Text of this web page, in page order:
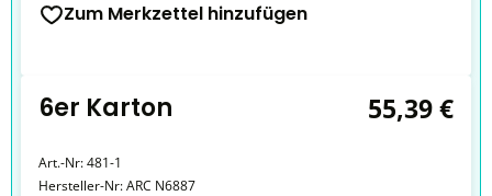
Zum Merkzettel hinzufügen
6er Karton 55,39 €
Art.-Nr:481-1
Hersteller-Nr:ARC N6887